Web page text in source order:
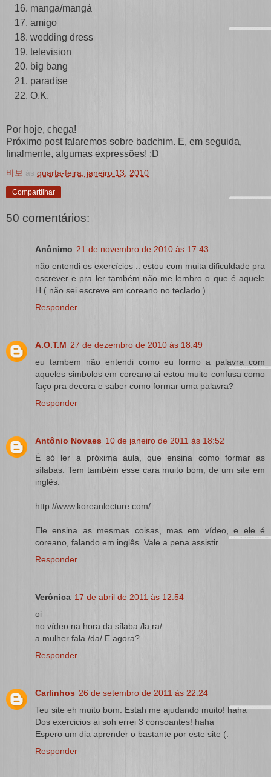
manga/mangá
amigo
wedding dress
television
big bang
paradise
O.K.
Por hoje, chega!
Próximo post falaremos sobre badchim. E, em seguida,
finalmente, algumas expressões! :D
바보 às quarta-feira, janeiro 13, 2010
Compartilhar
50 comentários:
Anônimo 21 de novembro de 2010 às 17:43
não entendi os exercícios .. estou com muita dificuldade pra
escrever e pra ler também não me lembro o que é aquele
H ( não sei escreve em coreano no teclado ).
Responder
A.O.T.M 27 de dezembro de 2010 às 18:49
eu tambem não entendi como eu formo a palavra com
aqueles simbolos em coreano ai estou muito confusa como
faço pra decora e saber como formar uma palavra?
Responder
Antônio Novaes 10 de janeiro de 2011 às 18:52
É só ler a próxima aula, que ensina como formar as
sílabas. Tem também esse cara muito bom, de um site em
inglês:
http://www.koreanlecture.com/
Ele ensina as mesmas coisas, mas em vídeo, e ele é
coreano, falando em inglês. Vale a pena assistir.
Responder
Verônica 17 de abril de 2011 às 12:54
oi
no vídeo na hora da sílaba /la,ra/
a mulher fala /da/.E agora?
Responder
Carlinhos 26 de setembro de 2011 às 22:24
Teu site eh muito bom. Estah me ajudando muito! haha
Dos exercicios ai soh errei 3 consoantes! haha
Espero um dia aprender o bastante por este site (:
Responder